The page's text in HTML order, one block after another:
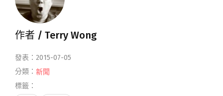
作者 / Terry Wong
發表：2015-07-05
分類： 新聞
標籤：